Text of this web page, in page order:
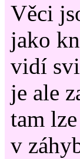
Věci
jako
vidí
je ale
tam
v